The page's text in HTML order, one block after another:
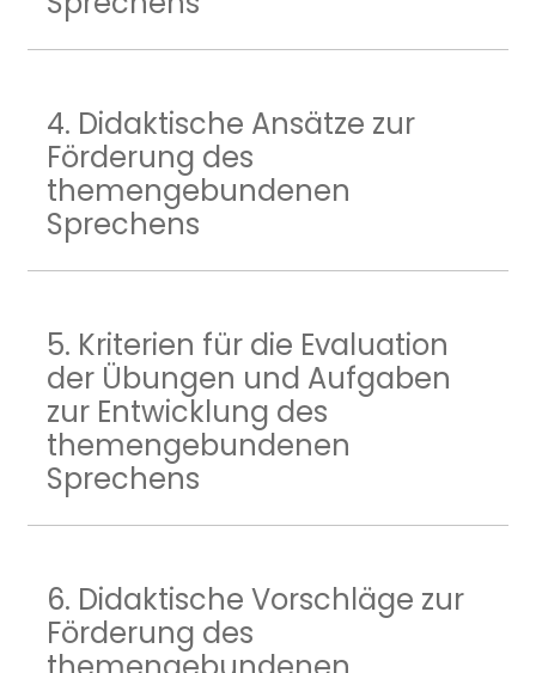
4. Didaktische Ansätze zur
Förderung des
themengebundenen
Sprechens
5. Kriterien für die Evaluation
der Übungen und Aufgaben
zur Entwicklung des
themengebundenen
Sprechens
6. Didaktische Vorschläge zur
Förderung des